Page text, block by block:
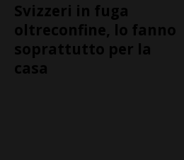
Svizzeri in fuga
oltreconfine, lo fanno
soprattutto per la
casa